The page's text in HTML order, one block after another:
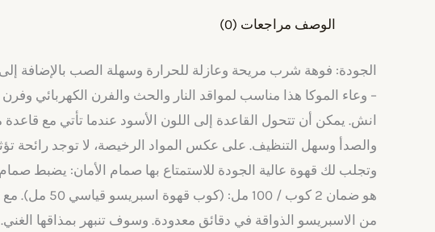
الوصف مراجعات (0)
الجودة: فوهة شرب مريحة وعازلة للحرارة وسهلة الصب بالإضافة
انش. يمكن أن تتحول القاعدة إلى اللون الأسود عندما تأتي مع
والصدأ وسهل التنظيف. على عكس المواد الرخيصة، لا توجد رائحة
وتجلب لك قهوة عالية الجودة للاستمتاع بها صمام الأمان: يضبط
من الاسبريسو الذواقة في دقائق معدودة. وسوف تنبهر بمذاقها الغني.